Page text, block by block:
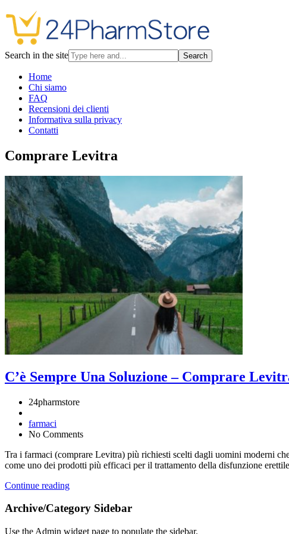
Search in the site Search
Home
Chi siamo
FAQ
Recensioni dei clienti
Informativa sulla privacy
Contatti
Comprare Levitra
C’è Sempre Una Soluzione – Comprare
24pharmstore
farmaci
No Comments
Tra i farmaci (comprare Levitra) più richiesti scelti dagli uomini moderni
come uno dei prodotti più efficaci per il trattamento della disfunzione
Continue reading
Archive/Category Sidebar
Use the Admin widget page to populate the sidebar.